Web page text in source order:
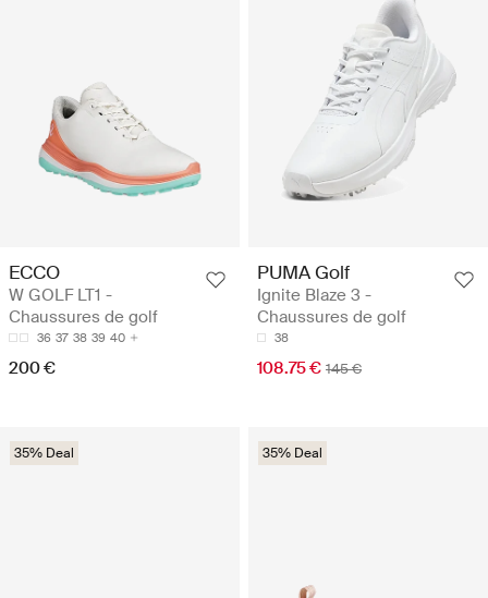
ECCO
W GOLF LT1 -
Chaussures de golf
36 37 38 39 40
200 €
PUMA Golf
Ignite Blaze 3 -
Chaussures de golf
38
108.75 € 145 €
35% Deal 35% Deal